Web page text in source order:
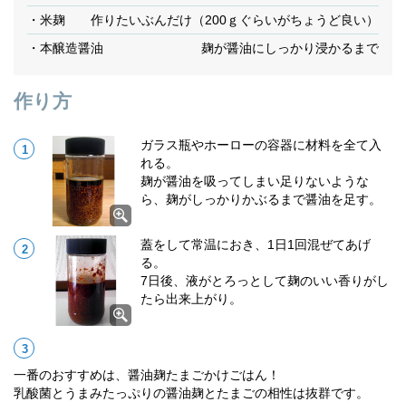
・米麹
作りたいぶんだけ（200ｇぐらいがちょうど良い）
・本醸造醤油
麹が醤油にしっかり浸かるまで
作り方
ガラス瓶やホーローの容器に材料を全て入
れる。
麹が醤油を吸ってしまい足りないような
ら、麹がしっかりかぶるまで醤油を足す。
蓋をして常温におき、1日1回混ぜてあげ
る。
7日後、液がとろっとして麹のいい香りがし
たら出来上がり。
一番のおすすめは、醤油麹たまごかけごはん！
乳酸菌とうまみたっぷりの醤油麹とたまごの相性は抜群です。